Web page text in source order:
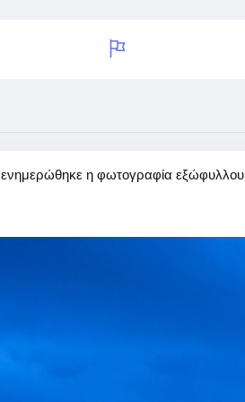
ενημερώθηκε η φωτογραφία εξώφυλλου